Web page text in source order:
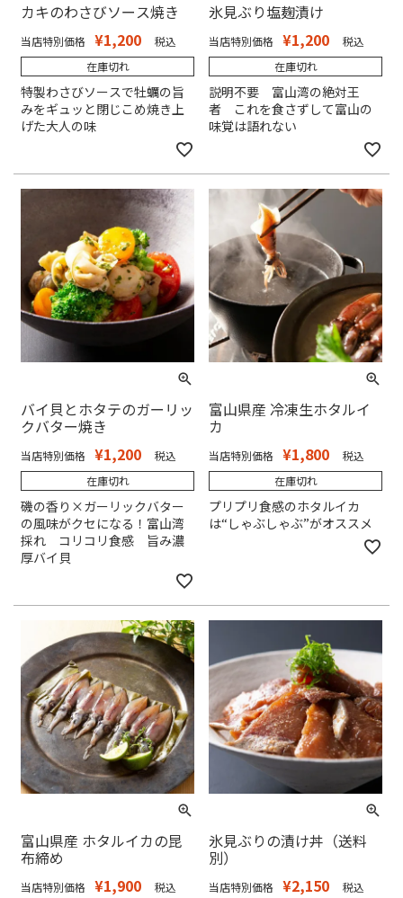
カキのわさびソース焼き
当店特別価格 ¥1,200
税込
在庫切れ
特製わさびソースで牡蠣の旨
みをギュッと閉じこめ焼き上
げた大人の味
氷見ぶり塩麹漬け
当店特別価格 ¥1,200
税込
在庫切れ
説明不要 富山湾の絶対王
者 これを食さずして富山の
味覚は語れない
バイ貝とホタテのガーリッ
クバター焼き
当店特別価格 ¥1,200
税込
在庫切れ
磯の香り×ガーリックバター
の風味がクセになる！富山湾
採れ コリコリ食感 旨み濃
厚バイ貝
富山県産 冷凍生ホタルイ
カ
当店特別価格 ¥1,800
税込
在庫切れ
プリプリ食感のホタルイカ
は“しゃぶしゃぶ”がオススメ
富山県産 ホタルイカの昆
布締め
当店特別価格 ¥1,900
税込
氷見ぶりの漬け丼（送料
別）
当店特別価格 ¥2,150
税込